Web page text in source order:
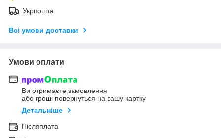
Укрпошта
Всі умови доставки
Умови оплати
Ви отримаєте замовлення
або гроші повернуться на вашу картку
Детальніше
Післяплата